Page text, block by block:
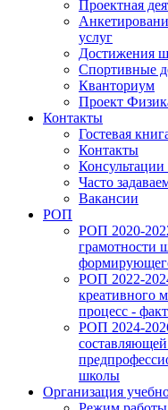
Проектная
услуг
Достижения
Спортивные
Кванториум
Проект
Контакты
Гостевая
Контакты
Часто
Вакансии
РОП
РОП 2020-
грамотности
РОП 2022-
креативного
процесс -
РОП 2024-
школы
Организация